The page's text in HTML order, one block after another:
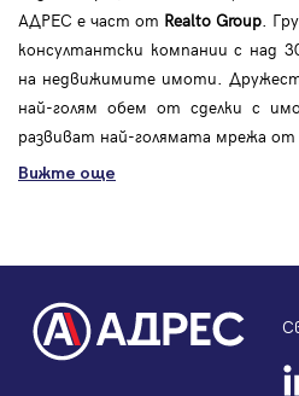
АДРЕС е част от Realto Group.
консултантски компании с над
на недвижимите имоти.
най-голям обем от сделки с
развиват най-голямата мрежа
Вижте още